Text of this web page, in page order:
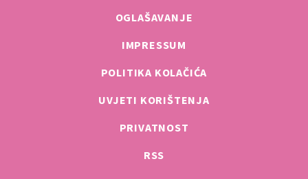
OGLAŠAVANJE
IMPRESSUM
POLITIKA KOLAČIĆA
UVJETI KORIŠTENJA
PRIVATNOST
RSS